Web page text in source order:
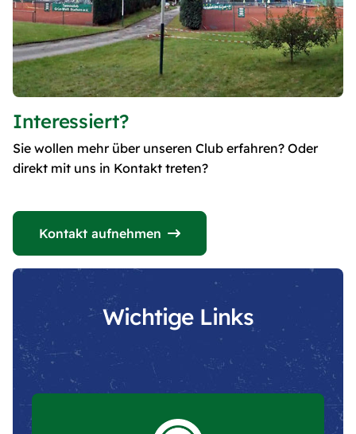
Interessiert?
Sie wollen mehr über unseren Club erfahren? Oder
direkt mit uns in Kontakt treten?
Kontakt aufnehmen
Wichtige Links